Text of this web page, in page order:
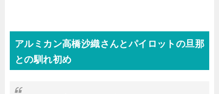
アルミカン高橋沙織さんとパイロットの旦那
との馴れ初め